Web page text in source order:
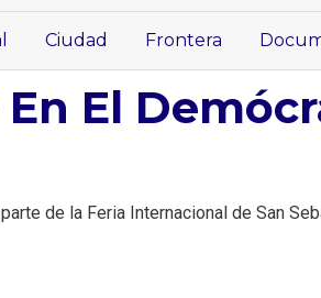
Ciudad Frontera
En El
de la Feria Internacional de San